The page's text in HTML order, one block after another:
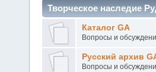
Творческое наследие
Каталог GA
Вопросы и
Русский архив
Вопросы и